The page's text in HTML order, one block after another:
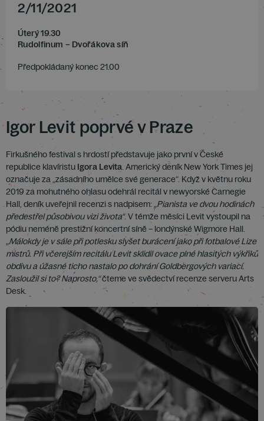
2/11/2021
Úterý 19.30
Rudolfinum – Dvořákova síň
Předpokládaný konec 21.00
Igor Levit poprvé v Praze
Firkušného festival s hrdostí představuje jako první v České
republice klavíristu Igora Levita. Americký deník New York Times jej
označuje za „zásadního umělce své generace“. Když v květnu roku
2019 za mohutného ohlasu odehrál recitál v newyorské Carnegie
Hall, deník uveřejnil recenzi s nadpisem: „Pianista ve dvou hodinách
předestřel působivou vizi života“. V témže měsíci Levit vystoupil na
pódiu neméně prestižní koncertní síně – londýnské Wigmore Hall.
„Málokdy je v sále při potlesku slyšet burácení jako při fotbalové Lize
mistrů. Při včerejším recitálu Levit sklidil ovace plné hlasitých výkřiků
obdivu a úžasné ticho nastalo po dohrání Goldbergových variací.
Zasloužil si to? Naprosto,“čteme ve svědectví recenze serveru Arts
Desk.